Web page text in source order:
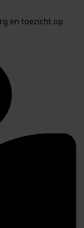
en toezicht op